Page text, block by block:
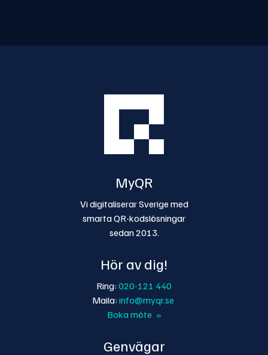
MyQR
Vi digitaliserar Sverige med
smarta QR-kodslösningar
sedan 2013.
Hör av dig!
Ring: 020-121 440
Maila: info@myqr.se
Boka möte »
Genvägar